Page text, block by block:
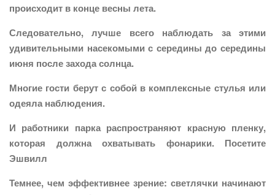
происходит в конце весны лета.
Следовательно, лучше всего наблюдать за этими
удивительными насекомыми с середины до середины
июня после захода солнца.
Многие гости берут с собой в комплексные стулья или
одеяла наблюдения.
И работники парка распространяют красную пленку,
которая должна охватывать фонарики. Посетите
Эшвилл
Темнее, чем эффективнее зрение: светлячки начинают